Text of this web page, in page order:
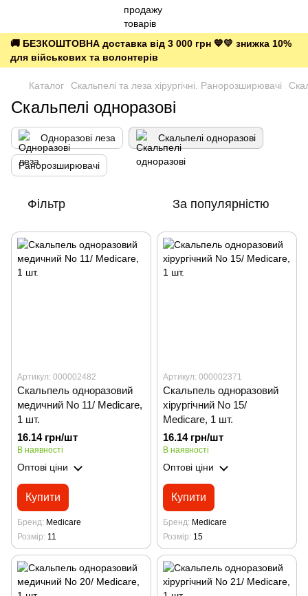
🚚 БЕЗКОШТОВНА доставка від 3 000 грн 💙💛 знижка 10%
для військових та волонтерів
Каталог Скальпелі та леза хірургічні. Ранорозширювачі
Скальпелі одноразові
Одноразові леза Скальпелі одноразові
Ранорозширювачі
Фільтр За популярністю
Артикул: 000002482
Скальпель одноразовий
медичний No 11/ Мedicare,
1 шт.
16.14 грн/шт
В наявності
Оптові ціни
Купити
Бренд Medicare
Розмір 11
Артикул: 000002371
Скальпель одноразовий
хірургічний No 15/
Medicare, 1 шт.
16.14 грн/шт
В наявності
Оптові ціни
Купити
Бренд Medicare
Розмір 15